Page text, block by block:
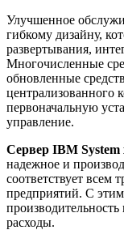
Улучшенное
гибкому дизайну,
развертывания,
Многочисленные
обновленные
централизованного
первоначальную
управление.
Сервер IBM System
надежное и
соответствует всем
предприятий. С этим
расходы.